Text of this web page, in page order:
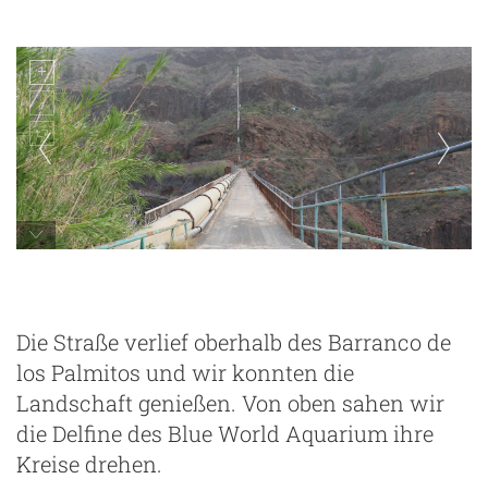
Die Straße verlief oberhalb des Barranco de
los Palmitos und wir konnten die
Landschaft genießen. Von oben sahen wir
die Delfine des Blue World Aquarium ihre
Kreise drehen.